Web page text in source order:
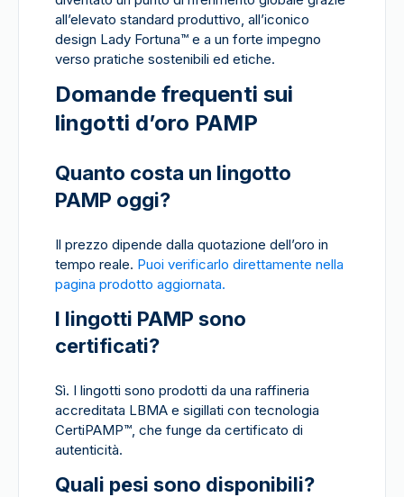
all’elevato standard produttivo, all’iconico
design Lady Fortuna™ e a un forte impegno
verso pratiche sostenibili ed etiche.
Domande frequenti sui
lingotti d’oro PAMP
Quanto costa un lingotto
PAMP oggi?
Il prezzo dipende dalla quotazione dell’oro in
tempo reale. Puoi verificarlo direttamente nella
pagina prodotto aggiornata.
I lingotti PAMP sono
certificati?
Sì. I lingotti sono prodotti da una raffineria
accreditata LBMA e sigillati con tecnologia
CertiPAMP™, che funge da certificato di
autenticità.
Quali pesi sono disponibili?